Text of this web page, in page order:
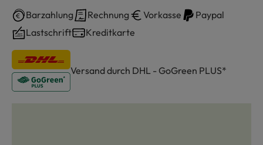
Barzahlung Rechnung Vorkasse
Paypal
Lastschrift
Kreditkarte
Versand durch DHL - GoGreen PLUS*